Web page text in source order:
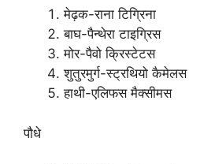
मेढ़क-राना टिग्रिना
बाघ-पैन्थेरा टाइग्रिस
मोर-पैवो क्रिस्टेटस
शुतुरमुर्ग-स्ट्रथियो कैमेलस
हाथी-एलिफस मैक्सीमस
पौधे